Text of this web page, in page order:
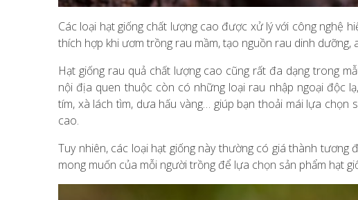
Các loại hạt giống chất lượng cao được xử lý với công nghệ
thích hợp khi ươm trồng rau mầm, tạo nguồn rau dinh
Hạt giống rau quả chất lượng cao cũng rất đa dạng trong
nội địa quen thuộc còn có những loại rau nhập ngoại độc
tím, xà lách tìm, dưa hấu vàng… giúp bạn thoải mái lựa
cao.
Tuy nhiên, các loại hạt giống này thường có giá thành
mong muốn của mỗi người trồng để lựa chọn sản phẩm hạt